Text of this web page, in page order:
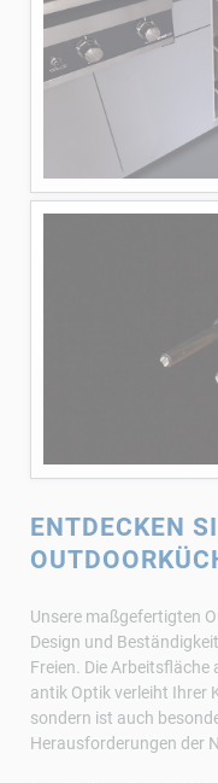
ENTDECKEN
Unsere maßgefertigten
Design und
Freien. Die Arbeitsfläche
antik Optik verleiht Ihrer
sondern ist auch
Herausforderungen der